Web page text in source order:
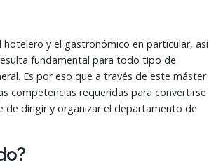
y el gastronómico en particular, así
fundamental para todo tipo de
Es por eso que a través de este máster
competencias requeridas para convertirse
de dirigir y organizar el departamento de